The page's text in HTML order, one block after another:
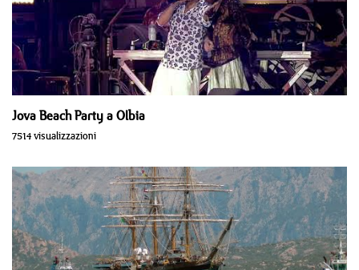
Jova Beach Party a Olbia
7514 visualizzazioni